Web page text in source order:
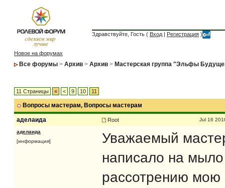
Здравствуйте, Гость ( Вход | Регистрация )
Новое на форумах
Все форумы > Архив > Архив > Мастерская группа "Эльфы
11 Страницы « < 9 10 11
Вопросы мастерам, Вопросы мастерам
аделаида Root Jul 16
аделаида
[информация]
Уважаемый
написало на
рассотрению мою